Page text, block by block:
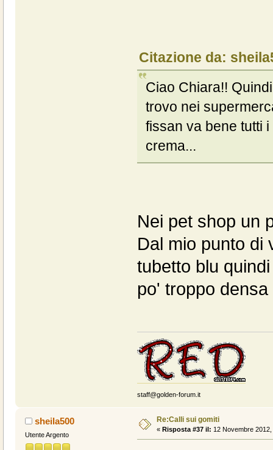
Citazione da:
Ciao Chiara!!
trovo nei
fissan va bene tutti
crema...
Nei pet shop un
Dal mio punto di
tubetto blu
po' troppo
staff@golden-forum.it
sheila500
Utente Argento
Re:Calli sui gomiti
« Risposta #37 il: 12 Novembre